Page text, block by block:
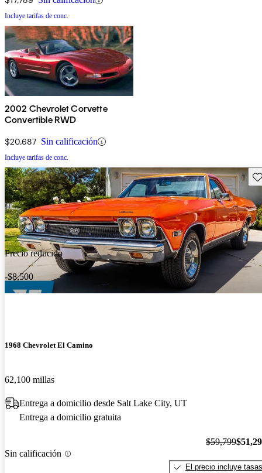
Incluye tarifas de conc.
2002 Chevrolet Corvette
Convertible RWD
$20,687 Sin calificación
Incluye tarifas de conc.
Precio reducido
-$8,500
1968 Chevrolet El Camino
62,100 millas
Entrega a domicilio desde Salt Lake City, UT
Entrega a domicilio gratuita
Sin calificación
$59,799
El precio incluye tasas